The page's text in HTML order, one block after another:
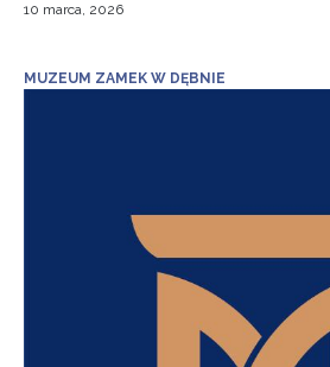
10 marca, 2026
MUZEUM ZAMEK W DĘBNIE